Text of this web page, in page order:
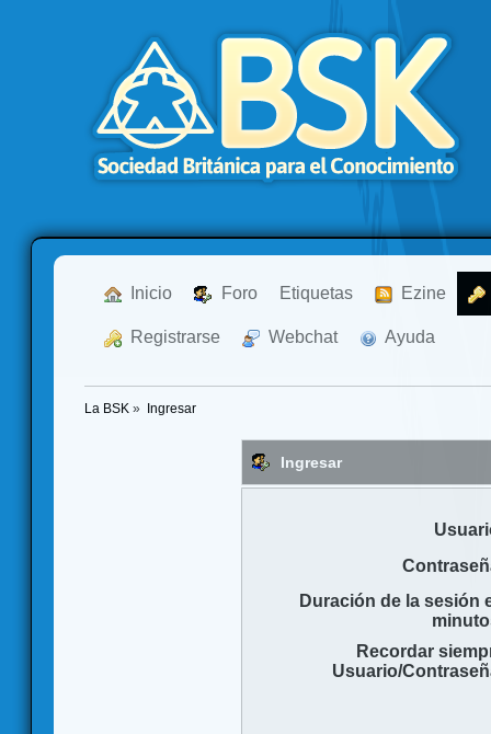
Inicio Foro Etiquetas Ezine
Registrarse Webchat Ayuda
La BSK » Ingresar
Ingresar
Duración de la sesión
Recordar
Usuario/